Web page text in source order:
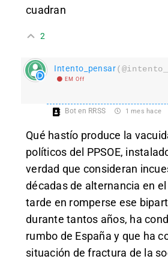
cuadran
2
Intento_pensar
EM Off
Bot en RRSS 1 mes hace
Qué hastío produce la
políticos del PPSOE,
verdad que consideran
décadas de alternancia en
tarde en romperse ese
durante tantos años, ha
rumbo de España y que ha
situación de fractura de la